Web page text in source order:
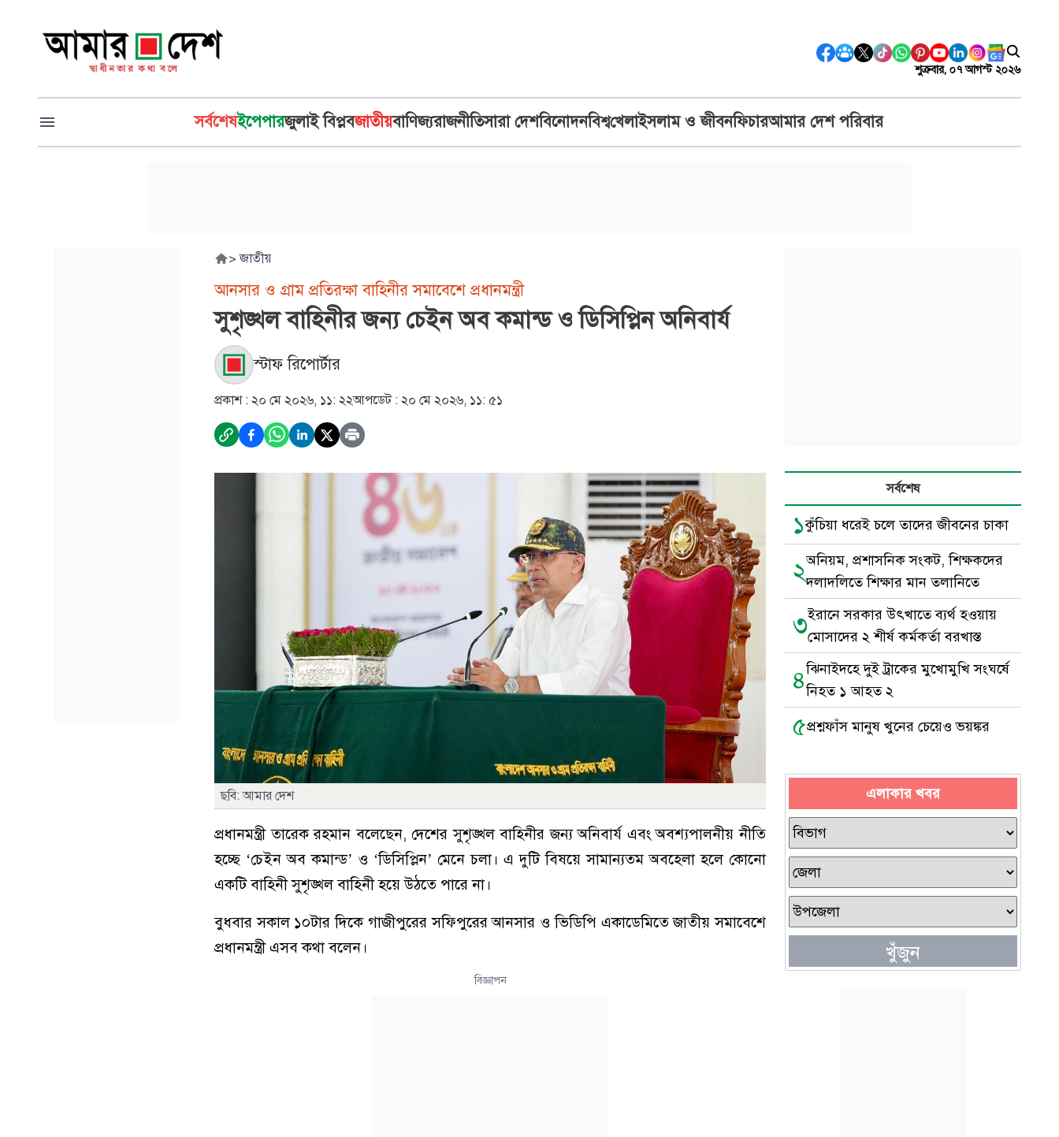
শুক্রবার, ০৭ আগস্ট ২০২৬
সর্বশেষইপেপারজুলাই বিপ্লবজাতীয়বাণিজ্যরাজনীতিসারা দেশবিনোদনবিশ্বখেলাইসলাম ও জীবনফিচারআমার দেশ পরিবার
> জাতীয়
আনসার ও গ্রাম প্রতিরক্ষা বাহিনীর সমাবেশে প্রধানমন্ত্রী
সুশৃঙ্খল বাহিনীর জন্য চেইন অব কমান্ড ও ডিসিপ্লিন অনিবার্য
স্টাফ রিপোর্টার
প্রকাশ : ২০ মে ২০২৬, ১১: ২২আপডেট : ২০ মে ২০২৬, ১১: ৫১
ছবি: আমার দেশ
প্রধানমন্ত্রী তারেক রহমান বলেছেন, দেশের সুশৃঙ্খল বাহিনীর জন্য অনিবার্য এবং অবশ্যপালনীয় নীতি
হচ্ছে ‘চেইন অব কমান্ড’ ও ‘ডিসিপ্লিন’ মেনে চলা। এ দুটি বিষয়ে সামান্যতম অবহেলা হলে কোনো
একটি বাহিনী সুশৃঙ্খল বাহিনী হয়ে উঠতে পারে না।
বুধবার সকাল ১০টার দিকে গাজীপুরের সফিপুরের আনসার ও ভিডিপি একাডেমিতে জাতীয় সমাবেশে
প্রধানমন্ত্রী এসব কথা বলেন।
বিজ্ঞাপন
সর্বশেষ
১কুঁচিয়া ধরেই চলে তাদের জীবনের চাকা
২অনিয়ম, প্রশাসনিক সংকট, শিক্ষকদের
দলাদলিতে শিক্ষার মান তলানিতে
৩ইরানে সরকার উৎখাতে ব্যর্থ হওয়ায়
মোসাদের ২ শীর্ষ কর্মকর্তা বরখাস্ত
৪ঝিনাইদহে দুই ট্রাকের মুখোমুখি সংঘর্ষে
নিহত ১ আহত ২
৫প্রশ্নফাঁস মানুষ খুনের চেয়েও ভয়ঙ্কর
এলাকার খবর
খুঁজুন